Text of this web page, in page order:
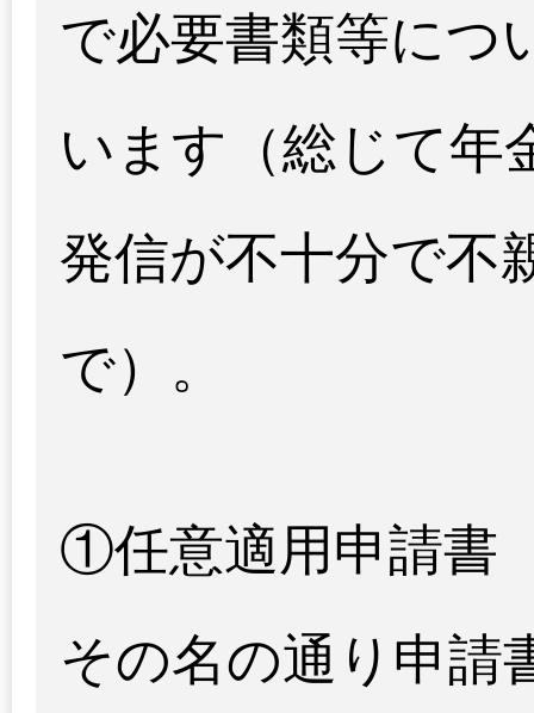
で必要書類等につ
います（総じて年
発信が不十分で不
で）。
①任意適用申請書
その名の通り申請